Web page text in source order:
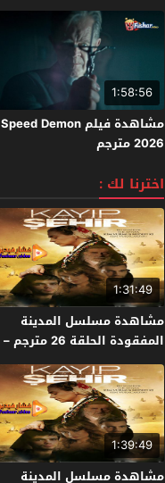
1:58:56
مشاهدة فيلم Speed Demon
2026 مترجم
اخترنا لك :
1:31:49
مشاهدة مسلسل المدينة
المفقودة الحلقة 26 مترجم –
الاخيرة
1:39:49
مشاهدة مسلسل المدينة